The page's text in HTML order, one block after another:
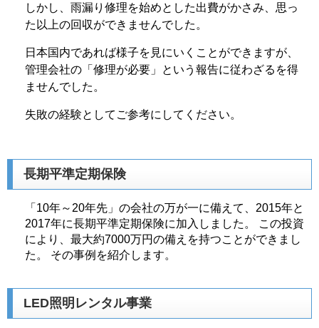
しかし、雨漏り修理を始めとした出費がかさみ、思っ
た以上の回収ができませんでした。
日本国内であれば様子を見にいくことができますが、
管理会社の「修理が必要」という報告に従わざるを得
ませんでした。
失敗の経験としてご参考にしてください。
長期平準定期保険
「10年～20年先」の会社の万が一に備えて、2015年と
2017年に長期平準定期保険に加入しました。 この投資
により、最大約7000万円の備えを持つことができまし
た。 その事例を紹介します。
LED照明レンタル事業